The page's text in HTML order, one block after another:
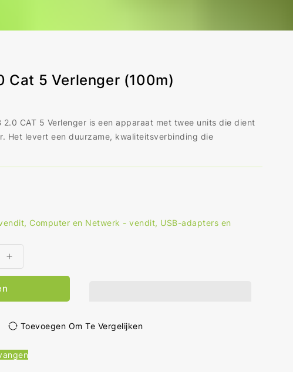
Cat 5 Verlenger (100m)
2.0 CAT 5 Verlenger is een apparaat met twee units die dient
Het levert een duurzame, kwaliteitsverbinding die
, Computer en Netwerk - vendit, USB-adapters en
Aantal
verhogen
4
USB
Cat
5
Toevoegen Om Te Vergelijken